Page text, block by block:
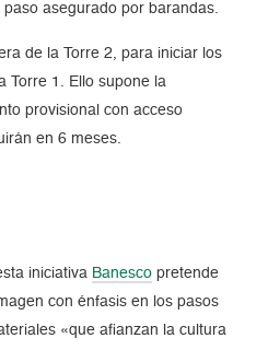
asegurado por barandas.
de la Torre 2, para iniciar los
Torre 1. Ello supone la
provisional con acceso
en 6 meses.
iniciativa Banesco pretende
con énfasis en los pasos
«que afianzan la cultura